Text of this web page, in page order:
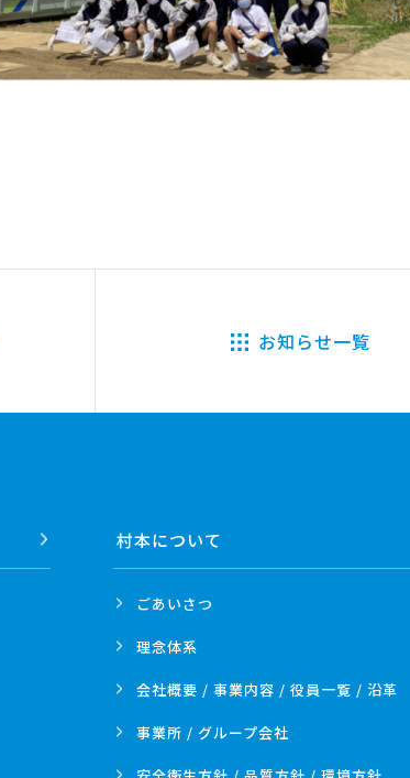
お知らせ一覧
村本について
ごあいさつ
理念体系
会社概要 / 事業内容 / 役員一覧 / 沿革
事業所 / グループ会社